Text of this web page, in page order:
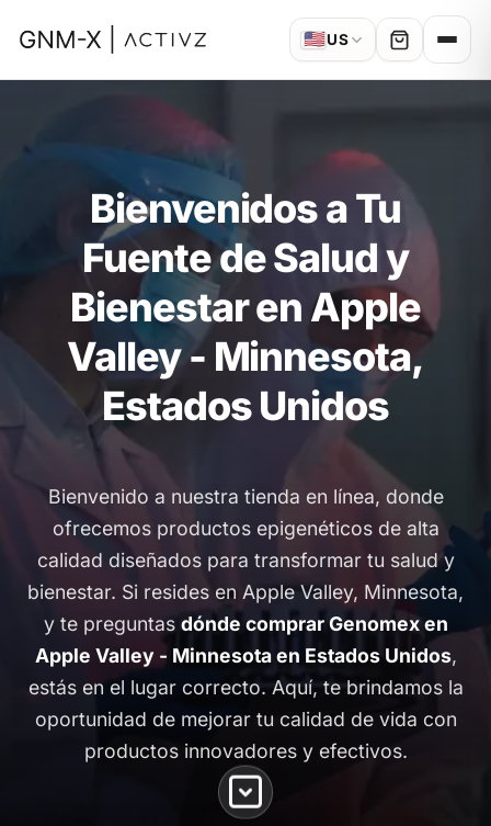
🇺🇸US
Bienvenidos a Tu
Fuente de Salud y
Bienestar en Apple
Valley - Minnesota,
Estados Unidos
Bienvenido a nuestra tienda en línea, donde
ofrecemos productos epigenéticos de alta
calidad diseñados para transformar tu salud y
bienestar. Si resides en Apple Valley, Minnesota,
y te preguntas dónde comprar Genomex en
Apple Valley - Minnesota en Estados Unidos,
estás en el lugar correcto. Aquí, te brindamos la
oportunidad de mejorar tu calidad de vida con
productos innovadores y efectivos.